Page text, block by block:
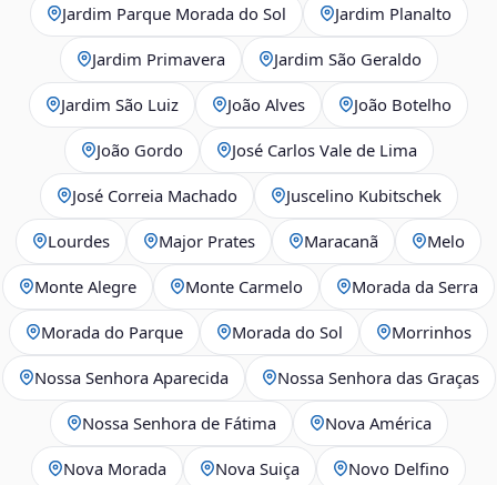
Jardim Parque Morada do Sol Jardim Planalto
Jardim Primavera Jardim São Geraldo
Jardim São Luiz João Alves João Botelho
João Gordo José Carlos Vale de Lima
José Correia Machado Juscelino Kubitschek
Lourdes Major Prates Maracanã Melo
Monte Alegre Monte Carmelo Morada da Serra
Morada do Parque Morada do Sol Morrinhos
Nossa Senhora Aparecida Nossa Senhora das Graças
Nossa Senhora de Fátima Nova América
Nova Morada Nova Suiça Novo Delfino